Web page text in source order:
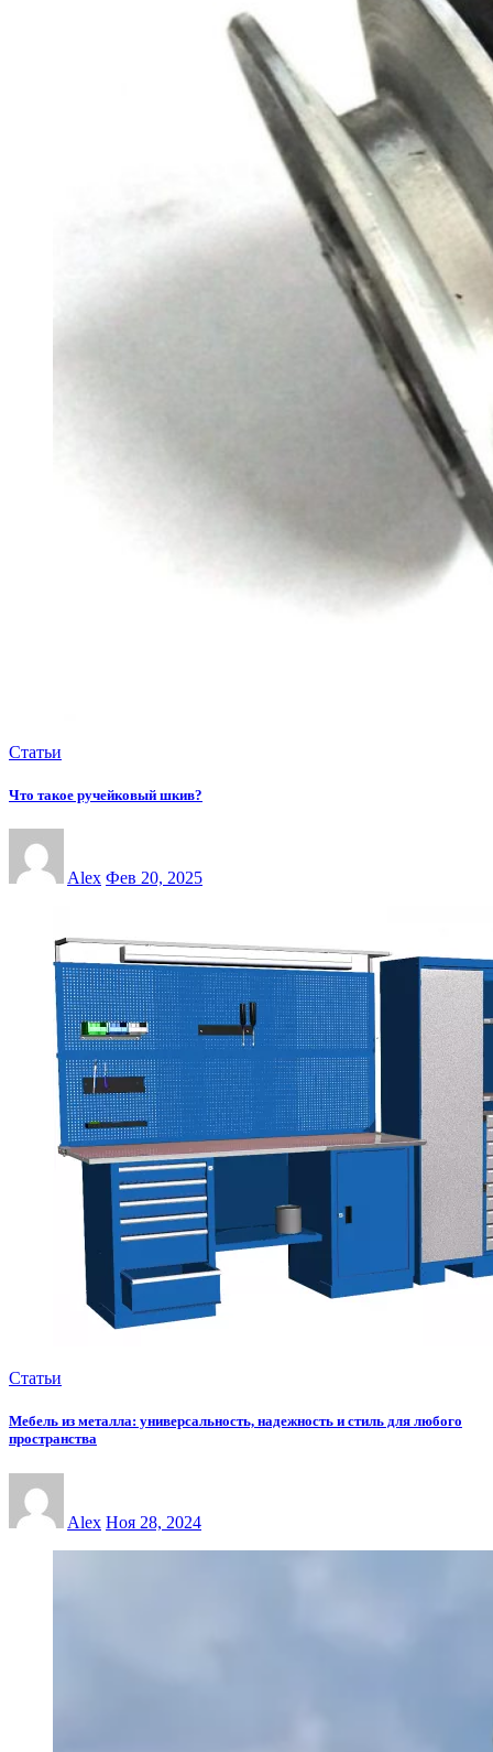
Статьи
Что такое ручейковый шкив?
Alex Фев 20, 2025
Статьи
Мебель из металла: универсальность, надежность и стиль для любого
пространства
Alex Ноя 28, 2024